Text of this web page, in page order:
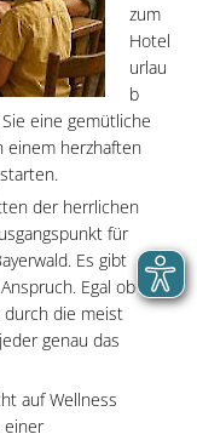
zum
Hotel
urlau
b
eine gemütliche
einem herzhaften
der herrlichen
für
Es gibt
Egal ob
durch die meist
genau das
auf Wellness
einer